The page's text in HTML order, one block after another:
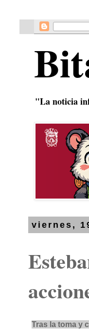
"La noticia
viernes,
Tras la toma y